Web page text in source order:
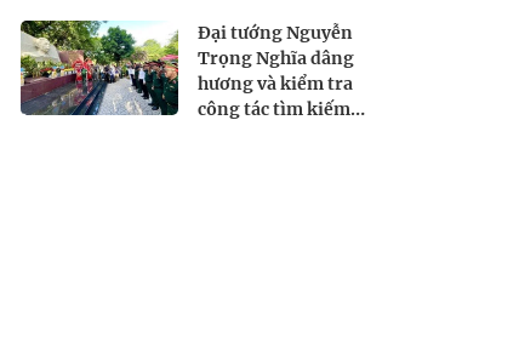
Đại tướng Nguyễn
Trọng Nghĩa dâng
hương và kiểm tra
công tác tìm kiếm,